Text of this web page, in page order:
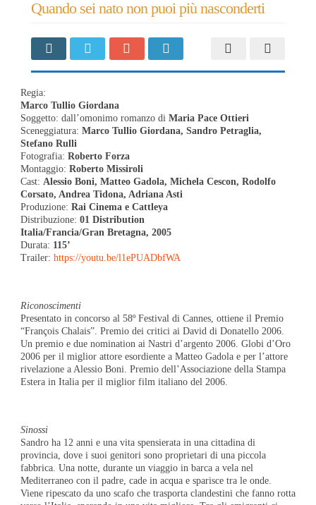
Regia:
Marco Tullio Giordana
Soggetto: dall’omonimo romanzo di Maria Pace Ottieri
Sceneggiatura: Marco Tullio Giordana, Sandro Petraglia,
Stefano Rulli
Fotografia: Roberto Forza
Montaggio: Roberto Missiroli
Cast: Alessio Boni, Matteo Gadola, Michela Cescon, Rodolfo
Corsato, Andrea Tidona, Adriana Asti
Produzione: Rai Cinema e Cattleya
Distribuzione: 01 Distribution
Italia/Francia/Gran Bretagna, 2005
Durata: 115’
Trailer: https://youtu.be/l1ePUADbfWA
Riconoscimenti
Presentato in concorso al 58º Festival di Cannes, ottiene il Premio
“François Chalais”. Premio dei critici ai David di Donatello 2006.
Un premio e due nomination ai Nastri d’argento 2006. Globi d’Oro
2006 per il miglior attore esordiente a Matteo Gadola e per l’attore
rivelazione a Alessio Boni. Premio dell’Associazione della Stampa
Estera in Italia per il miglior film italiano del 2006.
Sinossi
Sandro ha 12 anni e una vita spensierata in una cittadina di
provincia, dove i suoi genitori sono proprietari di una piccola
fabbrica. Una notte, durante un viaggio in barca a vela nel
Mediterraneo con il padre, cade in acqua e sparisce tra le onde.
Viene ripescato da uno scafo che trasporta clandestini che fanno rotta